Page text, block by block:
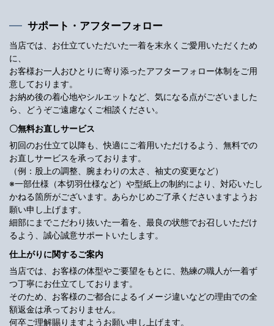
サポート・アフターフォロー
当店では、お仕立ていただいた一着を末永くご愛用いただくため
に、
お客様お一人おひとりに寄り添ったアフターフォロー体制をご用
意しております。
お納め後の着心地やシルエットなど、気になる点がございました
ら、どうぞご遠慮なくご相談ください。
〇無料お直しサービス
初回のお仕立て以降も、快適にご着用いただけるよう、無料での
お直しサービスを承っております。
（例：股上の調整、腕まわりの太さ、袖丈の変更など）
※一部仕様（本切羽仕様など）や型紙上の制約により、対応いたし
かねる箇所がございます。あらかじめご了承くださいますようお
願い申し上げます。
細部にまでこだわり抜いた一着を、最良の状態でお召しいただけ
るよう、誠心誠意サポートいたします。
仕上がりに関するご案内
当店では、お客様の体型やご要望をもとに、熟練の職人が一着ず
つ丁寧にお仕立てしております。
そのため、お客様のご都合によるイメージ違いなどの理由での全
額返金は承っておりません。
何卒ご理解賜りますようお願い申し上げます。